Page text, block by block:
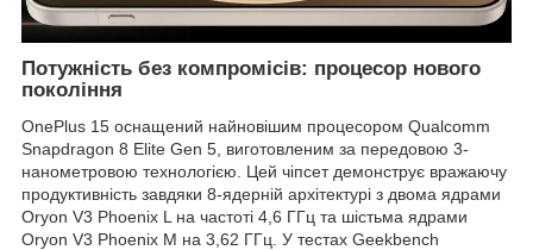
Потужність без компромісів: процесор нового
покоління
OnePlus 15 оснащений найновішим процесором Qualcomm
Snapdragon 8 Elite Gen 5, виготовленим за передовою 3-
нанометровою технологією. Цей чіпсет демонструє вражаючу
продуктивність завдяки 8-ядерній архітектурі з двома ядрами
Oryon V3 Phoenix L на частоті 4,6 ГГц та шістьма ядрами
Oryon V3 Phoenix M на 3,62 ГГц. У тестах Geekbench